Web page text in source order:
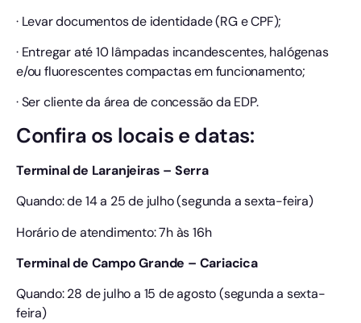
· Levar documentos de identidade (RG e CPF);
· Entregar até 10 lâmpadas incandescentes, halógenas
e/ou fluorescentes compactas em funcionamento;
· Ser cliente da área de concessão da EDP.
Confira os locais e datas:
Terminal de Laranjeiras – Serra
Quando: de 14 a 25 de julho (segunda a sexta-feira)
Horário de atendimento: 7h às 16h
Terminal de Campo Grande – Cariacica
Quando: 28 de julho a 15 de agosto (segunda a sexta-
feira)